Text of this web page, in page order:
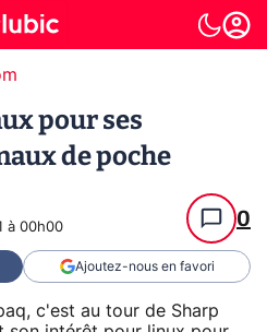
pour ses
de poche
à 00h00 0
Ajoutez-nous en favori
c'est au tour de Sharp